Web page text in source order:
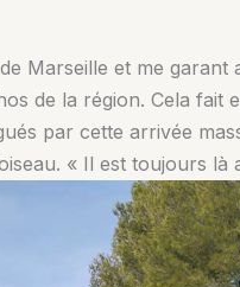
Marseille et me
de la région. Cela fait
par cette arrivée
« Il est toujours